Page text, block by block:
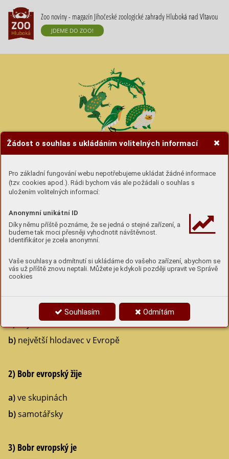
Žádost o souhlas s ukládáním volitelných informací
Pro základní fungování webu nepotřebujeme ukládat žádné informace
(tzv. cookies apod.). Rádi bychom vás ale požádali o souhlas s
uložením volitelných informací:
Anonymní unikátní ID
Díky němu příště poznáme, že se jedná o stejné zařízení, a
budeme tak moci přesněji vyhodnotit návštěvnost.
Identifikátor je zcela anonymní.
Vaše souhlasy a odmítnutí si ukládáme do vašeho zařízení, abychom se
vás už příště znovu neptali. Můžete je kdykoli později upravit ve Správě
cookies
Souhlasím Odmítám
Zoo noviny - magazín Jihočeské zoologické zahrady Hluboká nad Vltavou
JDEME DO ZOO!
Hravé úkoly se zvířátky
Úkoly si buďstáhni (pdf) a vytiskninebo si lámej
6 Bobří kvíz
1) Bobr evropský je
největší hlodavec na světě
b) největší hlodavec v Evropě
2) Bobr evropský žije
a)ve skupinách
b)samotářsky
3) Bobr evropský je